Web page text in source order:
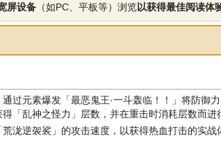
屏设备 （如PC、平板等）浏览以获得最佳阅读体
过元素爆发「最恶鬼王·一斗轰临！！」将防
得「乱神之怪力」层数，并在重击时消耗层数而
泷逆袈裟」的攻击速度，以获得热血打击的实战